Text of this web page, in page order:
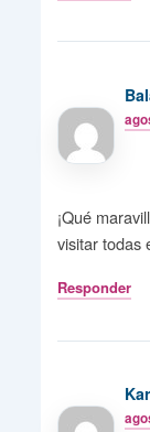
¡Qué
visitar todas
Responder